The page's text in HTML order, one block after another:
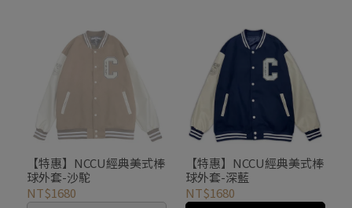
【特惠】NCCU經典美式棒
球外套-沙駝
NT$1680
【特惠】NCCU經典美式棒
球外套-深藍
NT$1680